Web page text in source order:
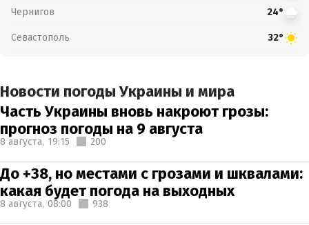
Чернигов 24°
Севастополь 32°
Новости погоды Украины и мира
Часть Украины вновь накроют грозы:
прогноз погоды на 9 августа
8 августа, 19:15 200
До +38, но местами с грозами и шквалами:
какая будет погода на выходных
8 августа, 08:00 938